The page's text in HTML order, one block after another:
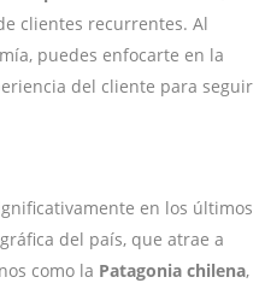
clientes recurrentes. Al
puedes enfocarte en la
del cliente para seguir
en los últimos
del país, que atrae a
como la Patagonia chilena,